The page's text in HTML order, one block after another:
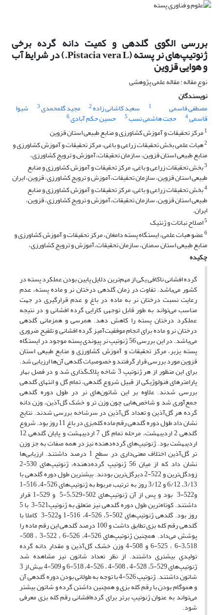
بررسی الگوی گلدهی و کمیت دانه گرده برخی
ژنوتیپ‌های نر پسته (Pistacia vera L.) در شرایط آب
و هوایی قزوین
نوع مقاله : مقاله علمی پژوهشی
نویسندگان
مصطفی قاسمی
1 سعید کاشانی زاده2 مجید گلمحمدی3 شیوا
قاسمی4 حجت هاشمی نسب5 حسین حکم آبادی6
1مرکز تحقیقات و آموزش کشاورزی و منابع طبیعی استان قزوین
2هیات علمی بخش تحقیقات زراعی و باغی، مرکز تحقیقات و آموزش کشاورزی و
منابع طبیعی استان قزوین، سازمان تحقیقات،آموزش و ترویج کشاورزی،
3بخش تحقیقات زراعی و باغی، مرکز تحقیقات و آموزش کشاورزی و منابع
طبیعی استان قزوین، سازمان تحقیقات،آموزش و ترویج کشاورزی، قزوین، ایران
4بخش تحقیقات زراعی و باغی، مرکز تحقیقات و آموزش کشاورزی و منابع
طبیعی استان قزوین، سازمان تحقیقات،آموزش و ترویج کشاورزی، قزوین،
ایران.
5اصلاح نباتات و ژنتیک
6عضو هیات علمی، ایستگاه پسته دامغان، مرکز تحقیقات و آموزش کشاورزی و
منابع طبیعی استان سمنان، سازمان تحقیقات،آموزش و ترویج کشاورزی،
چکیده
گرده افشانی ناکافی یکی از مهم‌ترین دلایل پایین بودن عملکرد پسته در
کشور می‌باشد. تفاوت در زمان گلدهی درختان نر و ماده پسته، عدم
رعایت نسبت درختان نر به ماده در باغ و عدم قرارگیری در جهت
مناسب می‌تواند به طور قابل توجهی کارایی گرده افشانی و در نتیجه
عملکرد درختان پسته را کاهش دهد. همرسی و همزمانی گلدهی
درختان نر و ماده برای انجام موفقیت‌آمیز گرده افشانی و تلقیح ضروری
می‌باشد. در این بررسی 56 ژنوتیپ نر پیوندی پسته موجود در ایستگاه
پسته یزبر، مرکز تحقیقات و آموزش کشاورزی و منابع طبیعی استان
قزوین مورد بررسی قرار گرفتند و خصوصیات گلدهی آن‌ها ارزیابی شد.
برای این منظور از هر ژنوتیپ 3 شاخه پلاک‌گذاری شد و در فصل بهار
پارامترهای فنولوژیکی از قبیل شروع گلدهی، تمام گل و انتهای گلدهی
بررسی شدند. علاوه بر این شاتون‌های نر در طول دوره گلدهی
جمع‌آوری شد و شاخص‌هایی چون وزن تر و خشک گل‌آذین، وزن دانه
گرده هر گل‌آذین و تعداد گل‌آذین در سرشاخه بررسی شدند. نتایج
نشان داد طول دوره گلدهی رقم ماده کله‌بزی در باغ 11 روز بود. شروع
گلدهی 2 اردیبهشت، مرحله تمام گل 7 اردیبهشت و پایان گلدهی 12
اردیبهشت بود. ژنوتیپ‌های گرده‌دهنده نیز در همه صفات به جز وزن
تر گل‌آذین اختلاف معنی‌داری در سطح 1 درصد داشتند. ارزیابی‌ها
نشان داد که از میان 56 ژنوتیپ گرده‌دهنده، ژنوتیپ‌های 530-2
زودگل‌ترین و 522-2 دیرگل‌ترین بودند. بیشترین طول دوره گلدهی با
3/13، 6/12 و 3/12 روز به ترتیب مربوط به ژنوتیپ‌های 526-4، 516-1
و522-3 بود و پس از آن ژنوتیپ‌های 502-5،529-5 و 529-1 قرار
داشتند. کوتاه‌ترین طول دوره گلدهی نیز متعلق به ژنوتیپ521-3 با 5
روز بود. گلدهی ژنوتیپ‌های 502-5، 526-4، 516-1 و522-3 کاملا با
گلدهی رقم کله بزی تطابق داشت و 100 درصد گلدهی این رقم ماده را
پوشش می‌داد. همچنین ژنوتیپ‌های 526-4، 526-6 ، 522-3 ، 508-
3،518-6 ، 525-6 و 508-4 وزن خشک گل‌آذین و مقدار دانه گرده
تولیدی بیشتری داشتند. از نظر تعداد شاتون نیز مشاهده شد
ژنوتیپ‌های 529-5، 528-4 ، 508-4 ، 526-4، 518-6 و 509-4 بیش از 3
شاتون داشتند. ژنوتیپ 526-4 با توجه به طولانی بودن دوره گلدهی آن
و هموگام بودن با رقم کله بزی و همچنین داشتن گرده و شاتون بیشتر
می‌تواند به عنوان ژنوتیپ برتر برای گرده‌افشانی رقم کله بزی معرفی
شود.